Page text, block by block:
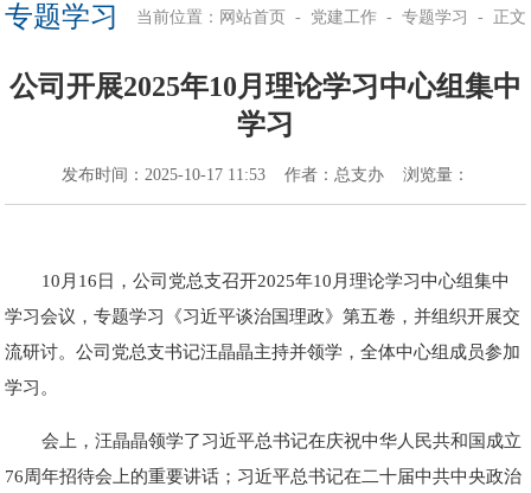
专题学习 当前位置： 网站首页 - 党建工作 - 专题学习 - 正文
公司开展2025年10月理论学习中心组集中
学习
发布时间： 2025-10-17 11:53 作者： 总支办 浏览量：
10月16日，公司党总支召开2025年10月理论学习中心组集中
学习会议，专题学习《习近平谈治国理政》第五卷，并组织开展交
流研讨。公司党总支书记汪晶晶主持并领学，全体中心组成员参加
学习。
会上，汪晶晶领学了习近平总书记在庆祝中华人民共和国成立
76周年招待会上的重要讲话；习近平总书记在二十届中共中央政治